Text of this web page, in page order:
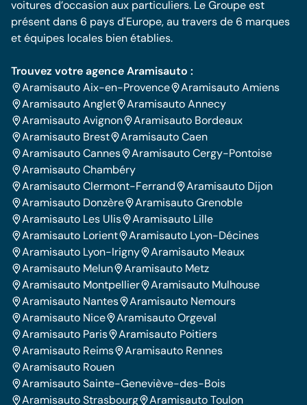
voitures d’occasion aux particuliers. Le Groupe est
présent dans 6 pays d'Europe, au travers de 6 marques
et équipes locales bien établies.
Trouvez votre agence Aramisauto :
Aramisauto Aix-en-Provence
Aramisauto Amiens
Aramisauto Anglet
Aramisauto Annecy
Aramisauto Avignon
Aramisauto Bordeaux
Aramisauto Brest
Aramisauto Caen
Aramisauto Cannes
Aramisauto Cergy-Pontoise
Aramisauto Chambéry
Aramisauto Clermont-Ferrand
Aramisauto Dijon
Aramisauto Donzère
Aramisauto Grenoble
Aramisauto Les Ulis
Aramisauto Lille
Aramisauto Lorient
Aramisauto Lyon-Décines
Aramisauto Lyon-Irigny
Aramisauto Meaux
Aramisauto Melun
Aramisauto Metz
Aramisauto Montpellier
Aramisauto Mulhouse
Aramisauto Nantes
Aramisauto Nemours
Aramisauto Nice
Aramisauto Orgeval
Aramisauto Paris
Aramisauto Poitiers
Aramisauto Reims
Aramisauto Rennes
Aramisauto Rouen
Aramisauto Sainte-Geneviève-des-Bois
Aramisauto Strasbourg
Aramisauto Toulon